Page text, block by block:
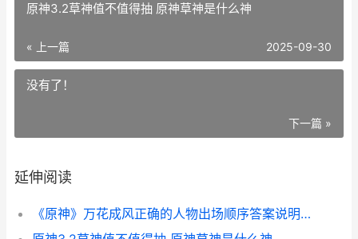
原神3.2草神值不值得抽 原神草神是什么神
« 上一篇 2025-09-30
没有了！
下一篇 »
延伸阅读
《原神》万花成风正确的人物出场顺序答案说明 万花怎么打